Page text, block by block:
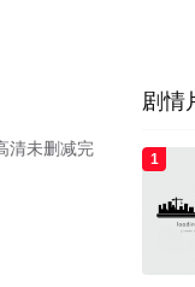
清未删减完
剧情
1